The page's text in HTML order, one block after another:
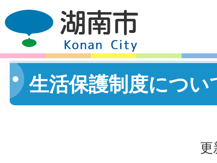
生活保護制度につい